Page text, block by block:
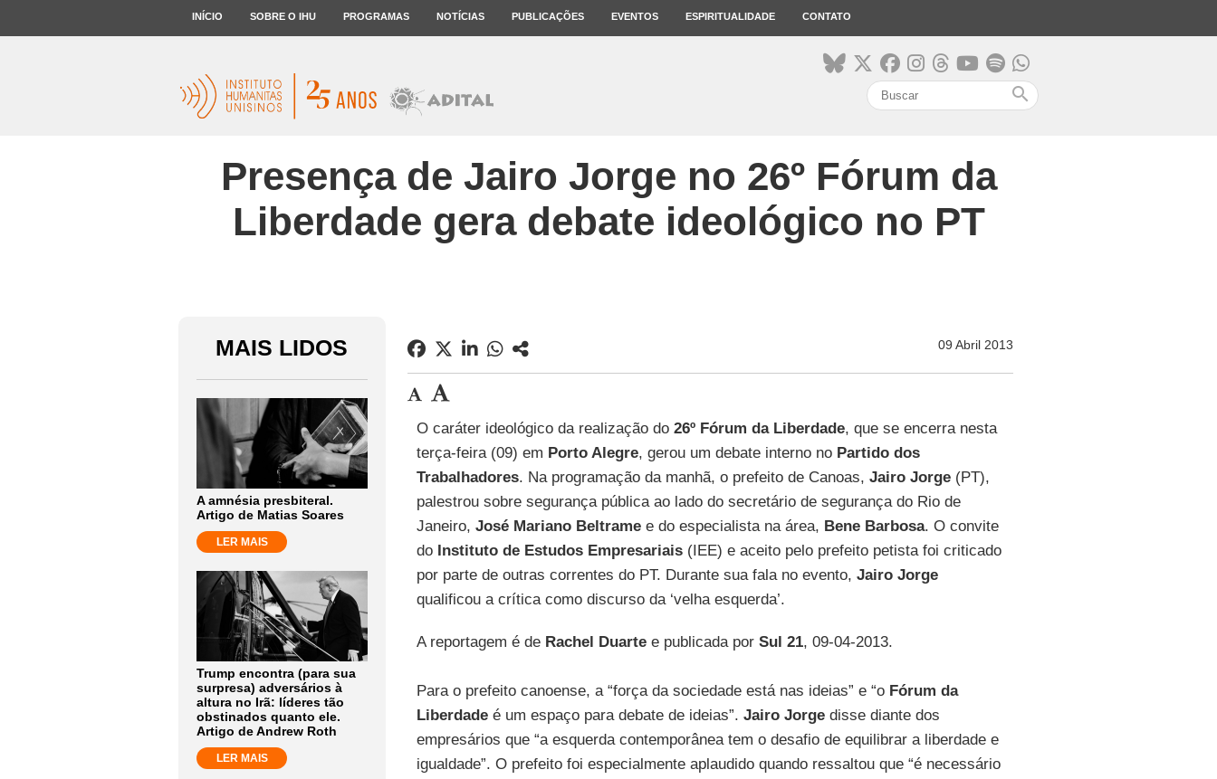
INÍCIO SOBRE O IHU PROGRAMAS NOTÍCIAS PUBLICAÇÕES EVENTOS ESPIRITUALIDADE CONTATO
search
Presença de Jairo Jorge no 26º Fórum da
Liberdade gera debate ideológico no PT
MAIS LIDOS
A amnésia presbiteral.
Artigo de Matias Soares
LER MAIS
Trump encontra (para sua
surpresa) adversários à
altura no Irã: líderes tão
obstinados quanto ele.
Artigo de Andrew Roth
LER MAIS
09 Abril 2013
O caráter ideológico da realização do 26º Fórum da Liberdade, que se encerra nesta
terça-feira (09) em Porto Alegre, gerou um debate interno no Partido dos
Trabalhadores. Na programação da manhã, o prefeito de Canoas, Jairo Jorge(PT),
palestrou sobre segurança pública ao lado do secretário de segurança do Rio de
Janeiro, José Mariano Beltramee do especialista na área, Bene Barbosa. O convite
do Instituto de Estudos Empresariais (IEE) e aceito pelo prefeito petista foi criticado
por parte de outras correntes do PT. Durante sua fala no evento, Jairo Jorge
qualificou a crítica como discurso da ‘velha esquerda’.
A reportagem é de Rachel Duartee publicada por Sul 21, 09-04-2013.
Para o prefeito canoense, a “força da sociedade está nas ideias” e “oFórum da
Liberdadeé um espaço para debate de ideias”. Jairo Jorgedisse diante dos
empresários que “a esquerda contemporânea tem o desafio de equilibrar a liberdade e
igualdade”. O prefeito foi especialmente aplaudido quando ressaltou que “é necessário